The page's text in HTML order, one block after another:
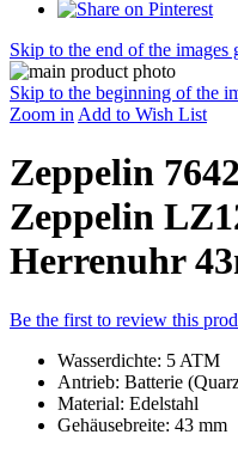
Skip to the end of the images
Skip to the beginning of the
Zoom in Add to Wish List
Zeppelin
Zeppelin
Herrenuhr
Be the first to review this
Wasserdichte: 5 ATM
Antrieb: Batterie
Material: Edelstahl
Gehäusebreite: 43 mm